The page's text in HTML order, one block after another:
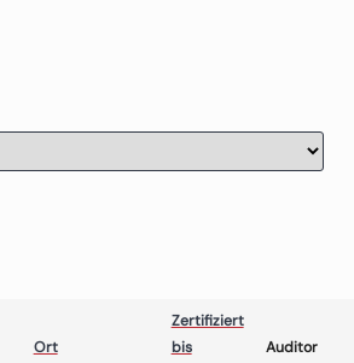
Ort
Zertifiziert
bis
Auditor